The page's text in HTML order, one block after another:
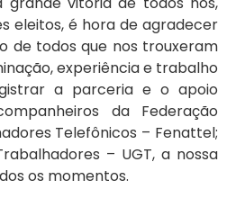
eleitos, é hora de agradecer
de todos que nos trouxeram
experiência e trabalho
a parceria e o apoio
da Federação
Telefônicos – Fenattel;
– UGT, a nossa
os momentos.